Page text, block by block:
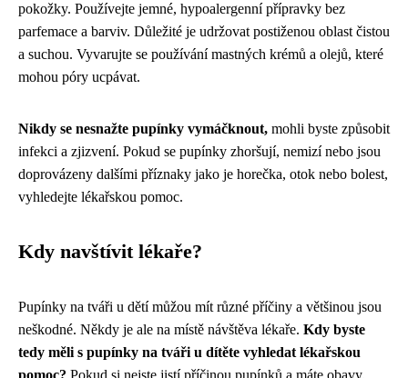
pokožky. Používejte jemné, hypoalergenní přípravky bez
parfemace a barviv. Důležité je udržovat postiženou oblast čistou
a suchou. Vyvarujte se používání mastných krémů a olejů, které
mohou póry ucpávat.
Nikdy se nesnažte pupínky vymáčknout, mohli byste způsobit
infekci a zjizvení. Pokud se pupínky zhoršují, nemizí nebo jsou
doprovázeny dalšími příznaky jako je horečka, otok nebo bolest,
vyhledejte lékařskou pomoc.
Kdy navštívit lékaře?
Pupínky na tváři u dětí můžou mít různé příčiny a většinou jsou
neškodné. Někdy je ale na místě návštěva lékaře. Kdy byste
tedy měli s pupínky na tváři u dítěte vyhledat lékařskou
pomoc? Pokud si nejste jistí příčinou pupínků a máte obavy,